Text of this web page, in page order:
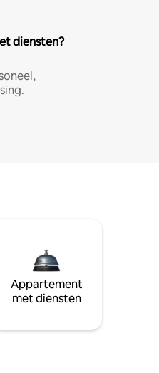
diensten?
Appartement
met diensten